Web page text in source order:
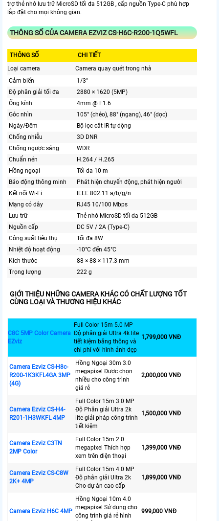
trợ thẻ nhớ lưu trữ MicroSD tối đa 512GB , cấp nguồn Type-C phù hợp
lắp đặt cho mọi không gian.
THÔNG SỐ CỦA CAMERA EZVIZ CS-H6C-R200-1Q5WFL
THÔNG SỐ
CHI TIẾT
Loại camera
Camera quay quét trong nhà
Cảm biến
1/3"
Độ phân giải tối đa
2880 × 1620 (5MP)
Ống kính
4mm @ F1.6
Góc nhìn
105° (chéo), 88° (ngang), 46° (dọc)
Ngày/Đêm
Bộ lọc cắt IR tự động
Chống nhiễu
3D DNR
Chống ngược sáng
WDR
Chuẩn nén
H.264 / H.265
Hồng ngoại
Tối đa 10 m
Báo động thông minh
Phát hiện chuyển động, phát hiện người
Kết nối Wi-Fi
IEEE 802.11 a/b/g/n
Mạng có dây
RJ45 10/100 Mbps
Lưu trữ
Thẻ nhớ MicroSD tối đa 512GB
Nguồn cấp
DC 5V / 2A (Type-C)
Công suất tiêu thụ
Tối đa 8W
Nhiệt độ hoạt động
-10°C đến 45°C
Kích thước
88 × 88 × 117.3 mm
Trọng lượng
222 g
GIỚI THIỆU NHỮNG CAMERA KHÁC CÓ CHẤT LƯỢNG TỐT
CÙNG LOẠI VÀ THƯƠNG HIỆU KHÁC
C8C 5MP Color Camera
EZviz
Full Color 15m 5.0 MP
Độ phân giải Ultra 4k lite
tiết kiệm băng thông và
chi phí với hình ảnh đẹp
1,799,000 VNĐ
Camera Ezviz CS-H8c-
R200-1K3KFL4GA 3MP
(4G)
Hồng Ngoại 30m 3.0
megapixel Được chọn
nhiều cho công trình
giá rẻ
2,000,000 VNĐ
Camera Ezviz CS-H4-
R201-1H3WKFL 4MP
Full Color 15m 3.0 MP
Độ Phân giải Ultra 2k
lite giải pháp công trình
tiết kiệm
1,500,000 VNĐ
Camera Ezviz C3TN
2MP Color
Full Color 15m 2.0
megapixel Thích hợp
xem trên điện thoại
1,399,000 VNĐ
Camera Ezviz CS-C8W
2K+ 4MP
Full Color 15m 4.0 MP
Độ phân giải Ultra 2k
Cho dự án cao cấp
1,899,000 VNĐ
Camera Ezviz H6C 4MP
Hồng Ngoại 10m 4.0
megapixel Sử dụng cho
công trình giá rẻ hình
999,000 VNĐ